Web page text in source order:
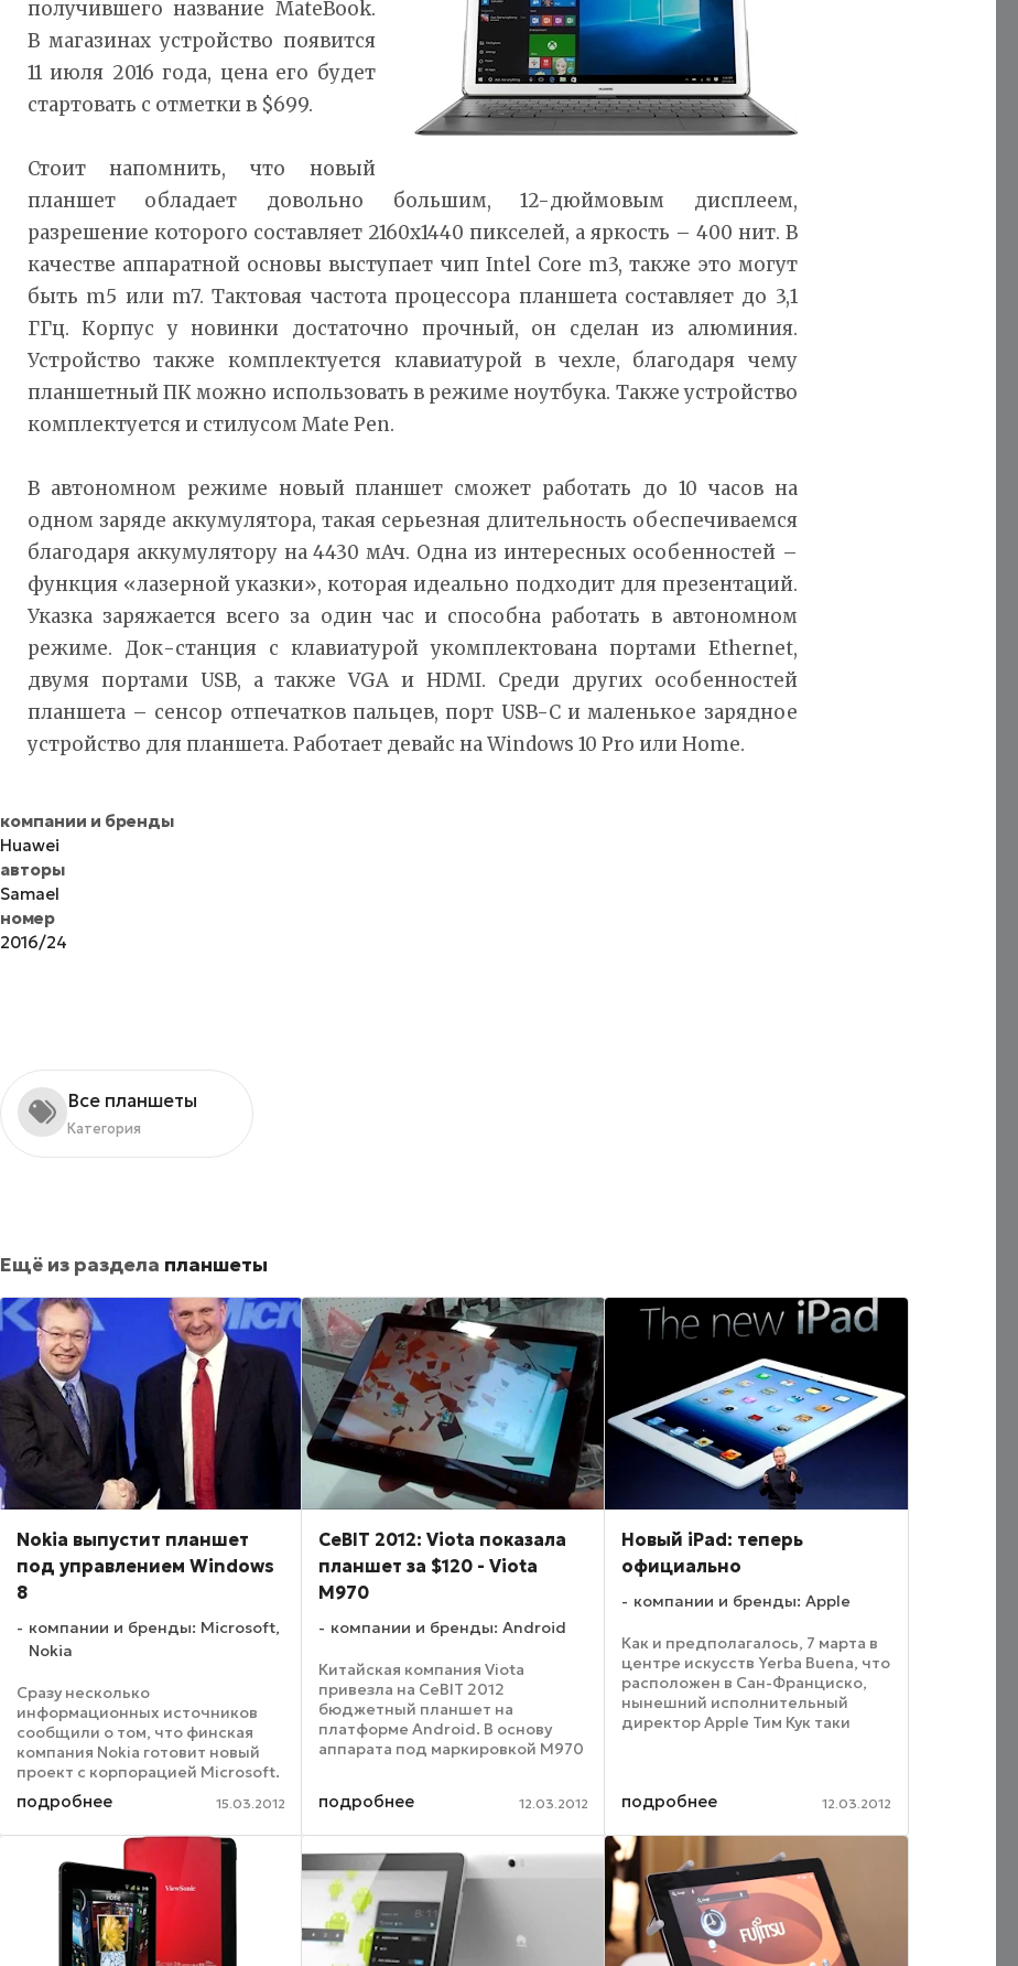
получившего название MateBook.
В магазинах устройство появится
11 июля 2016 года, цена его будет
стартовать с отметки в $699.
Стоит напомнить, что новый
планшет обладает довольно большим, 12-дюймовым дисплеем,
разрешение которого составляет 2160x1440 пикселей, а яркость – 400 нит. В
качестве аппаратной основы выступает чип Intel Core m3, также это могут
быть m5 или m7. Тактовая частота процессора планшета составляет до 3,1
ГГц. Корпус у новинки достаточно прочный, он сделан из алюминия.
Устройство также комплектуется клавиатурой в чехле, благодаря чему
планшетный ПК можно использовать в режиме ноутбука. Также устройство
комплектуется и стилусом Mate Pen.
В автономном режиме новый планшет сможет работать до 10 часов на
одном заряде аккумулятора, такая серьезная длительность обеспечиваемся
благодаря аккумулятору на 4430 мАч. Одна из интересных особенностей –
функция «лазерной указки», которая идеально подходит для презентаций.
Указка заряжается всего за один час и способна работать в автономном
режиме. Док-станция с клавиатурой укомплектована портами Ethernet,
двумя портами USB, а также VGA и HDMI. Среди других особенностей
планшета – сенсор отпечатков пальцев, порт USB-C и маленькое зарядное
устройство для планшета. Работает девайс на Windows 10 Pro или Home.
компании и бренды
Huawei
авторы
Samael
номер
2016/24
Все планшеты
Категория
Ещё из раздела планшеты
Nokia выпустит планшет
под управлением Windows
8
компании и бренды: Microsoft,
Nokia
Сразу несколько
информационных источников
сообщили о том, что финская
компания Nokia готовит новый
проект с корпорацией Microsoft.
На этот раз противоречивый
бизнес-альянс попытает удачи
на рынке планшетных ПК. Речь
идет о 10-дюймовом планшете
подробнее 15.03.2012
CeBIT 2012: Viota показала
планшет за $120 - Viota
M970
компании и бренды: Android
Китайская компания Viota
привезла на CeBIT 2012
бюджетный планшет на
платформе Android. В основу
аппарата под маркировкой M970
Cortex-A8 и графический
оперативной ...
подробнее 12.03.2012
Новый iPad: теперь
официально
компании и бренды: Apple
Как и предполагалось, 7 марта в
центре искусств Yerba Buena, что
расположен в Сан-Франциско,
нынешний исполнительный
директор Apple Тим Кук таки
оказалась новинка, будут идти ...
подробнее 12.03.2012